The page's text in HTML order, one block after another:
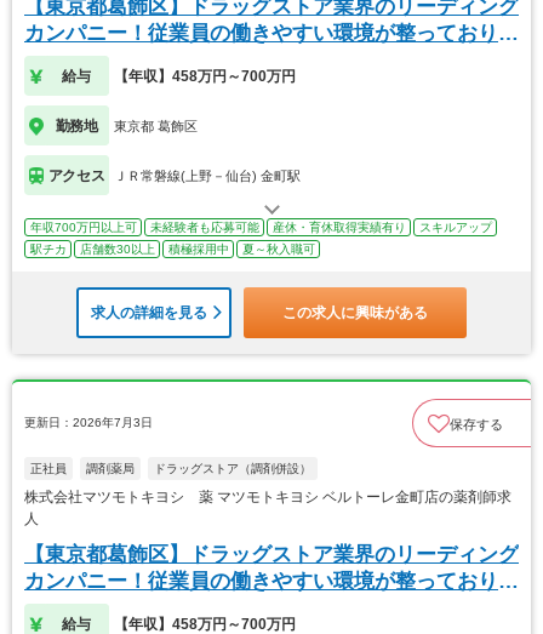
【東京都葛飾区】ドラッグストア業界のリーディング
カンパニー！従業員の働きやすい環境が整っておりま
す！
給与 【年収】458万円～700万円
勤務地 東京都 葛飾区
アクセス ＪＲ常磐線(上野－仙台) 金町駅
年収700万円以上可 未経験者も応募可能 産休・育休取得実績有り
スキルアップ
駅チカ
店舗数30以上 積極採用中 夏～秋入職可
求人の詳細を見る この求人に興味がある
更新日：2026年7月3日 保存する
正社員 調剤薬局 ドラッグストア（調剤併設）
株式会社マツモトキヨシ 薬 マツモトキヨシ ベルトーレ金町店の薬剤師求
人
【東京都葛飾区】ドラッグストア業界のリーディング
カンパニー！従業員の働きやすい環境が整っておりま
す！
給与 【年収】458万円～700万円